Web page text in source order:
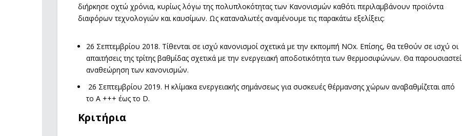
διήρκησε οχτώ χρόνια, κυρίως λόγω της πολυπλοκότητας των Κανονισμών καθότι περιλαμβάνουν προϊόντα
διαφόρων τεχνολογιών και καυσίμων. Ως καταναλωτές αναμένουμε τις παρακάτω εξελίξεις:
26 Σεπτεμβρίου 2018. Τίθενται σε ισχύ κανονισμοί σχετικά με την εκπομπή NOx. Επίσης, θα τεθούν σε ισχύ οι
απαιτήσεις της τρίτης βαθμίδας σχετικά με την ενεργειακή αποδοτικότητα των θερμοσιφώνων. Θα παρουσιαστεί
αναθεώρηση των κανονισμών.
26 Σεπτεμβρίου 2019. Η κλίμακα ενεργειακής σημάνσεως για συσκευές θέρμανσης χώρων αναβαθμίζεται από
το Α +++ έως το D.
Κριτήρια